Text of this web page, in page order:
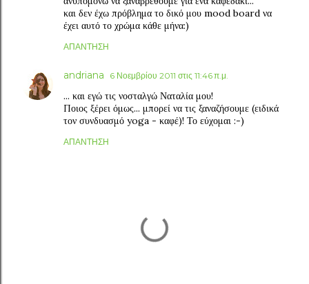
και δεν έχω πρόβλημα το δικό μου mood board να
έχει αυτό το χρώμα κάθε μήνα:)
ΑΠΆΝΤΗΣΗ
andriana 6 Νοεμβρίου 2011 στις 11:46 π.μ.
... και εγώ τις νοσταλγώ Ναταλία μου!
Ποιος ξέρει όμως... μπορεί να τις ξαναζήσουμε (ειδικά
τον συνδυασμό yoga - καφέ)! Το εύχομαι :-)
ΑΠΆΝΤΗΣΗ